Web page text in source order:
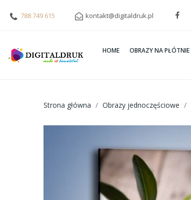
788 749 615 kontakt@digitaldruk.pl
HOME OBRAZY NA PŁÓTNIE
Strona główna Obrazy jednoczęściowe